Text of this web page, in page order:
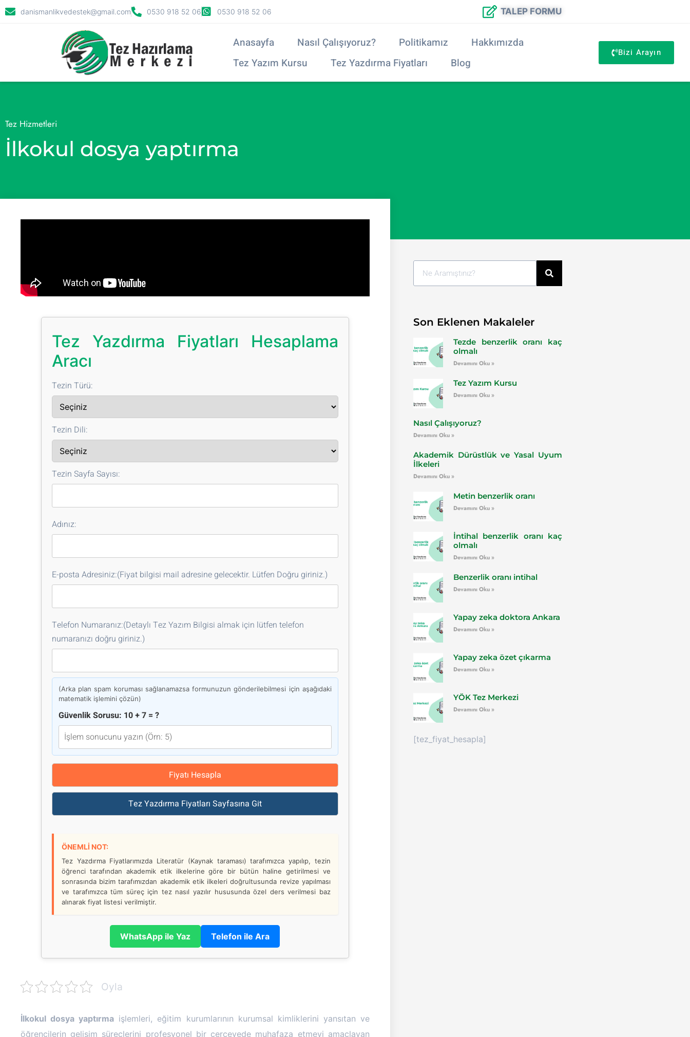
danismanlikvedestek@gmail.com 0530 918 52 06 0530 918 52 06 TALEP FORMU
Anasayfa Nasıl Çalışıyoruz? Politikamız
Hakkımızda
Tez Yazım Kursu
Tez Yazdırma Fiyatları Blog
Bizi Arayın
Tez Hizmetleri
İlkokul dosya yaptırma
Tez Yazdırma Fiyatları Hesaplama
Aracı
Tezin Türü:
Tezin Dili:
Tezin Sayfa Sayısı:
Adınız:
E-posta Adresiniz:(Fiyat bilgisi mail adresine gelecektir. Lütfen Doğru giriniz.)
Telefon Numaranız:(Detaylı Tez Yazım Bilgisi almak için lütfen telefon
numaranızı doğru giriniz.)
(Arka plan spam koruması sağlanamazsa formunuzun gönderilebilmesi için aşağıdaki
matematik işlemini çözün)
Güvenlik Sorusu: 10 + 7 = ?
Fiyatı Hesapla
Tez Yazdırma Fiyatları Sayfasına Git
ÖNEMLİ NOT:
Tez Yazdırma Fiyatlarımızda Literatür (Kaynak taraması) tarafımızca yapılıp, tezin
öğrenci tarafından akademik etik ilkelerine göre bir bütün haline getirilmesi ve
sonrasında bizim tarafımızdan akademik etik ilkeleri doğrultusunda revize yapılması
ve tarafımızca tüm süreç için tez nasıl yazılır hususunda özel ders verilmesi baz
alınarak fiyat listesi verilmiştir.
WhatsApp ile Yaz Telefon ile Ara
Oyla
İlkokul dosya yaptırma işlemleri, eğitim kurumlarının kurumsal kimliklerini yansıtan ve
öğrencilerin gelişim süreçlerini profesyonel bir çerçevede muhafaza etmeyi amaçlayan
Son Eklenen Makaleler
Tezde benzerlik oranı kaç
olmalı
Devamını Oku »
Tez Yazım Kursu
Devamını Oku »
Nasıl Çalışıyoruz?
Devamını Oku »
Akademik Dürüstlük ve Yasal Uyum
İlkeleri
Devamını Oku »
Metin benzerlik oranı
Devamını Oku »
İntihal benzerlik oranı kaç
olmalı
Devamını Oku »
Benzerlik oranı intihal
Devamını Oku »
Yapay zeka doktora Ankara
Devamını Oku »
Yapay zeka özet çıkarma
Devamını Oku »
YÖK Tez Merkezi
Devamını Oku »
[tez_fiyat_hesapla]